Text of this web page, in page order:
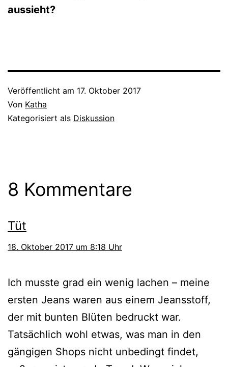
aussieht?
Veröffentlicht am 17. Oktober 2017
Von Katha
Kategorisiert als Diskussion
8 Kommentare
Tüt
18. Oktober 2017 um 8:18 Uhr
Ich musste grad ein wenig lachen – meine
ersten Jeans waren aus einem Jeansstoff,
der mit bunten Blüten bedruckt war.
Tatsächlich wohl etwas, was man in den
gängigen Shops nicht unbedingt findet,